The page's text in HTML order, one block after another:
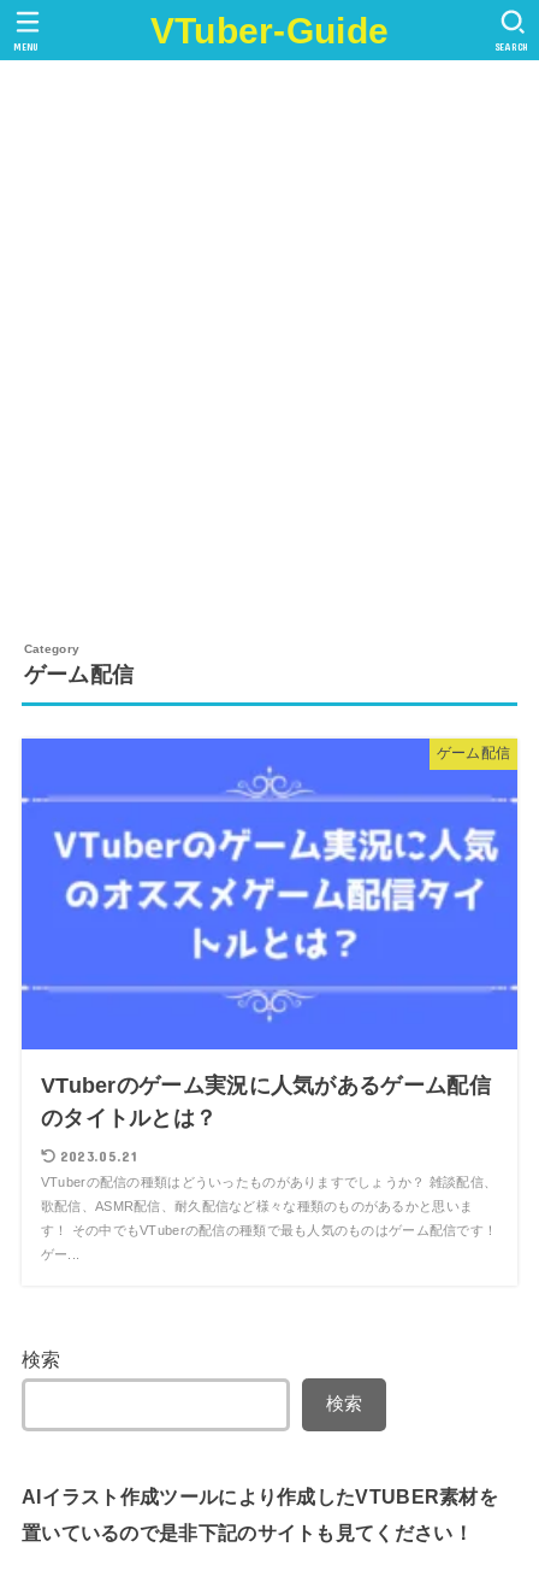
VTuber-Guide SEARCH
MENU
ゲーム配信
ゲーム配信
VTuberのゲーム実況に人気があるゲーム配信
のタイトルとは？
2023.05.21
VTuberの配信の種類はどういったものがありますでしょうか？ 雑談配信、
歌配信、ASMR配信、耐久配信など様々な種類のものがあるかと思いま
す！ その中でもVTuberの配信の種類で最も人気のものはゲーム配信です！
ゲー...
検索
検索
AIイラスト作成ツールにより作成したVTUBER素材を
置いているので是非下記のサイトも見てください！